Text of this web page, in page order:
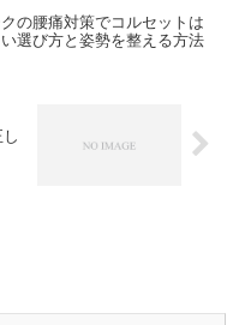
の腰痛対策でコルセットは
選び方と姿勢を整える方法